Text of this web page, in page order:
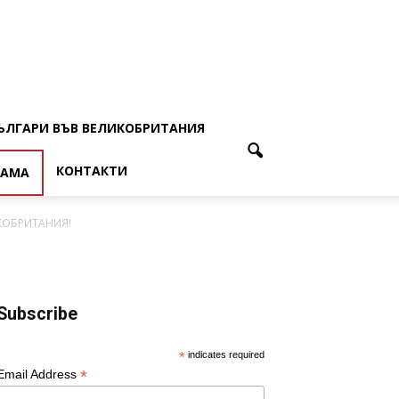
ВЪВ ВЕЛИКОБРИТАНИЯ
КОНТАКТИ
* indicates required
Address *